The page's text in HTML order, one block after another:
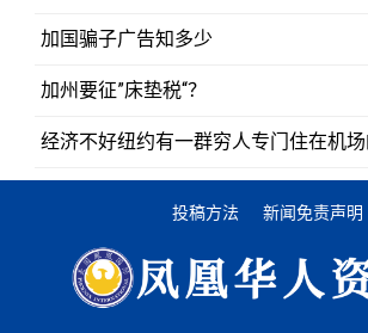
加国骗子广告知多少
加州要征”床垫税“？
经济不好纽约有一群穷人专门住在机场
投稿方法 新闻免责声明